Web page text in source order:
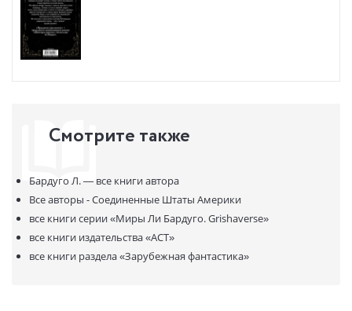
Смотрите также
Бардуго Л. — все книги автора
Все авторы - Соединенные Штаты Америки
все книги серии«Миры Ли Бардуго. Grishaverse»
все книги издательства«АСТ»
все книги раздела«Зарубежная фантастика»